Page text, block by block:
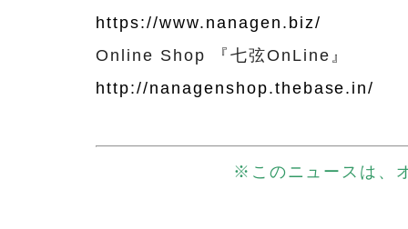
https://www.nanagen.biz/
Online Shop 『七弦OnLine』
http://nanagenshop.thebase.in/
※このニュースは、